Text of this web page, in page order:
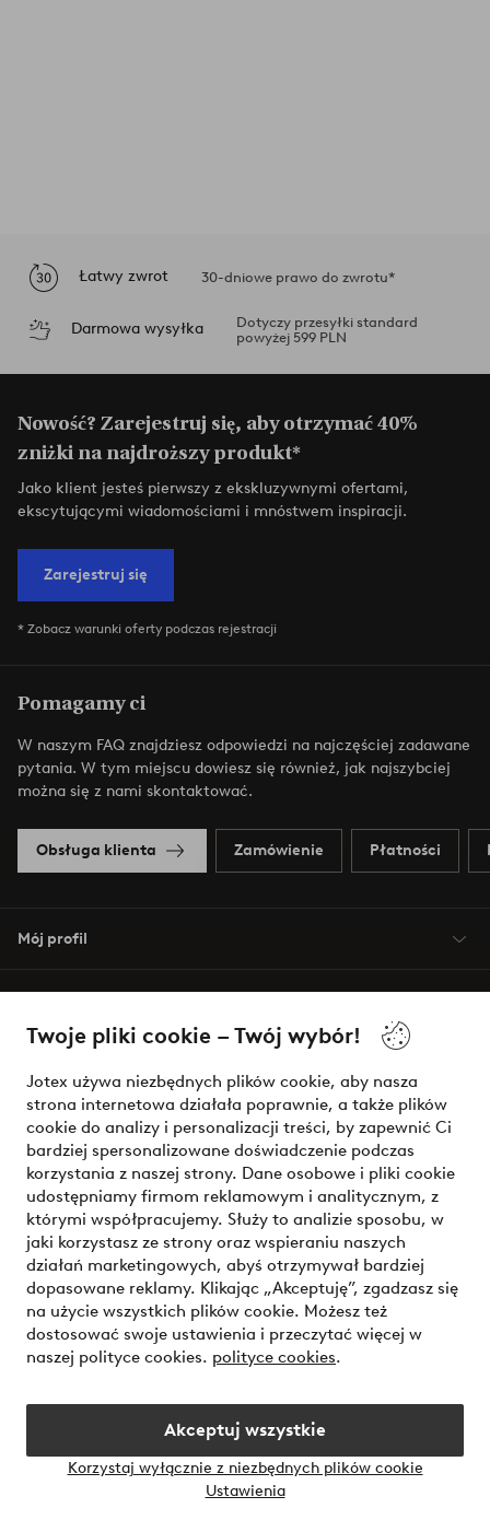
Twoje pliki cookie – Twój wybór!
Jotex używa niezbędnych plików cookie, aby nasza
strona internetowa działała poprawnie, a także plików
cookie do analizy i personalizacji treści, by zapewnić Ci
bardziej spersonalizowane doświadczenie podczas
korzystania z naszej strony. Dane osobowe i pliki cookie
udostępniamy firmom reklamowym i analitycznym, z
którymi współpracujemy. Służy to analizie sposobu, w
jaki korzystasz ze strony oraz wspieraniu naszych
działań marketingowych, abyś otrzymywał bardziej
dopasowane reklamy. Klikając „Akceptuję”, zgadzasz się
na użycie wszystkich plików cookie. Możesz też
dostosować swoje ustawienia i przeczytać więcej w
naszej polityce cookies. polityce cookies.
Akceptuj wszystkie
Korzystaj wyłącznie z niezbędnych plików cookie
Ustawienia
Łatwy zwrot 30-dniowe prawo do zwrotu*
Darmowa wysyłka
Dotyczy przesyłki standard
powyżej 599 PLN
Nowość? Zarejestruj się, aby otrzymać 40%
zniżki na najdroższy produkt*
Jako klient jesteś pierwszy z ekskluzywnymi ofertami,
ekscytującymi wiadomościami i mnóstwem inspiracji.
Zarejestruj się
* Zobacz warunki oferty podczas rejestracji
Pomagamy ci
W naszym FAQ znajdziesz odpowiedzi na najczęściej zadawane
pytania. W tym miejscu dowiesz się również, jak najszybciej
można się z nami skontaktować.
Obsługa klienta Zamówienie Płatności
Mój profil
Warunki
Bezpieczne płatności - zapłać teraz lub podziel się
Chcesz dowiedzieć się więcej o naszych opcjach płatności